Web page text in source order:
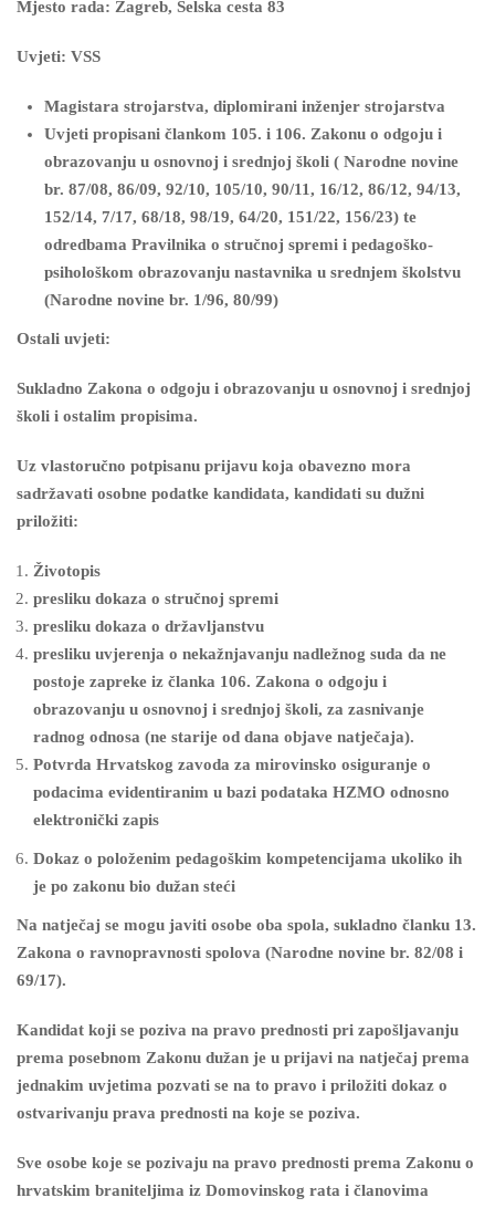
Mjesto rada: Zagreb, Selska cesta 83
Uvjeti: VSS
Magistara strojarstva, diplomirani inženjer strojarstva
Uvjeti propisani člankom 105. i 106. Zakonu o odgoju i
obrazovanju u osnovnoj i srednjoj školi ( Narodne novine
br. 87/08, 86/09, 92/10, 105/10, 90/11, 16/12, 86/12, 94/13,
152/14, 7/17, 68/18, 98/19, 64/20, 151/22, 156/23) te
odredbama Pravilnika o stručnoj spremi i pedagoško-
psihološkom obrazovanju nastavnika u srednjem školstvu
(Narodne novine br. 1/96, 80/99)
Ostali uvjeti:
Sukladno Zakona o odgoju i obrazovanju u osnovnoj i srednjoj
školi i ostalim propisima.
Uz vlastoručno potpisanu prijavu koja obavezno mora
sadržavati osobne podatke kandidata, kandidati su dužni
priložiti:
Životopis
presliku dokaza o stručnoj spremi
presliku dokaza o državljanstvu
presliku uvjerenja o nekažnjavanju nadležnog suda da ne
postoje zapreke iz članka 106. Zakona o odgoju i
obrazovanju u osnovnoj i srednjoj školi, za zasnivanje
radnog odnosa (ne starije od dana objave natječaja).
Potvrda Hrvatskog zavoda za mirovinsko osiguranje o
podacima evidentiranim u bazi podataka HZMO odnosno
elektronički zapis
Dokaz o položenim pedagoškim kompetencijama ukoliko ih
je po zakonu bio dužan steći
Na natječaj se mogu javiti osobe oba spola, sukladno članku 13.
Zakona o ravnopravnosti spolova (Narodne novine br. 82/08 i
69/17).
Kandidat koji se poziva na pravo prednosti pri zapošljavanju
prema posebnom Zakonu dužan je u prijavi na natječaj prema
jednakim uvjetima pozvati se na to pravo i priložiti dokaz o
ostvarivanju prava prednosti na koje se poziva.
Sve osobe koje se pozivaju na pravo prednosti prema Zakonu o
hrvatskim braniteljima iz Domovinskog rata i članovima